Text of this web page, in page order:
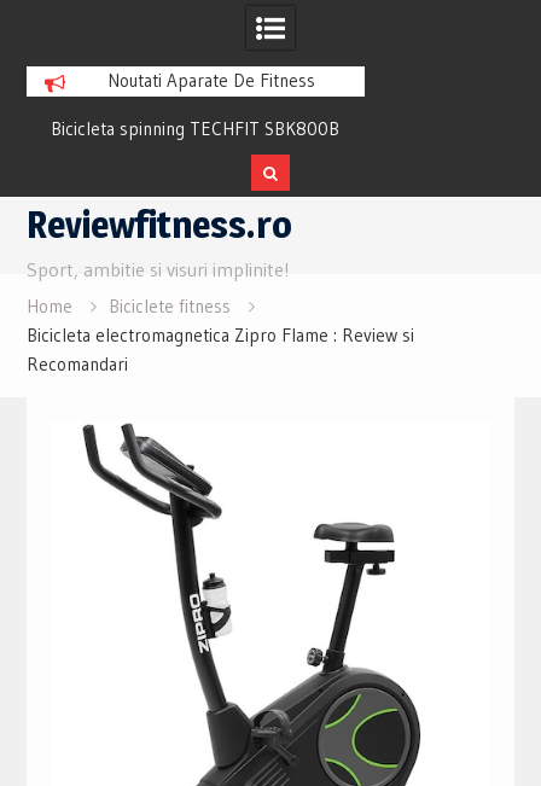
Noutati Aparate De Fitness
Bicicleta spinning TECHFIT SBK800B
Review si Pareri utile
Skip
content
Reviewfitness.ro
Sport, ambitie si visuri implinite!
Home
Biciclete fitness
Bicicleta electromagnetica Zipro Flame : Review si
Recomandari